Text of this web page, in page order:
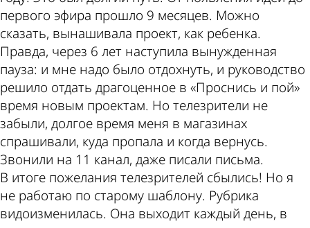
первого эфира прошло 9 месяцев. Можно
сказать, вынашивала проект, как ребенка.
Правда, через 6 лет наступила вынужденная
пауза: и мне надо было отдохнуть, и руководство
решило отдать драгоценное в «Проснись и пой»
время новым проектам. Но телезрители не
забыли, долгое время меня в магазинах
спрашивали, куда пропала и когда вернусь.
Звонили на 11 канал, даже писали письма.
В итоге пожелания телезрителей сбылись! Но я
не работаю по старому шаблону. Рубрика
видоизменилась. Она выходит каждый день, в